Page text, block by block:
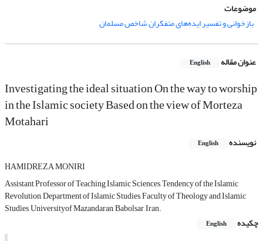
موضوعات
بازخوانی و تفسیر ایده‌های متفکران شاخص مسلمان
عنوان مقاله English
Investigating the ideal situation On the way to worship
in the Islamic society Based on the view of Morteza
Motahari
نویسنده English
HAMIDREZA MONIRI
Assistant Professor of Teaching Islamic Sciences, Tendency of the Islamic
Revolution, Department of Islamic Studies, Faculty of Theology and Islamic
Studies, Universityof Mazandaran, Babolsar, Iran.
چکیده
English